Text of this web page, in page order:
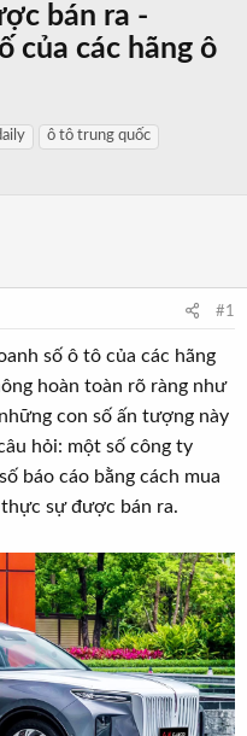
bán ra -
của các hãng ô
ô tô trung quốc
#1
số ô tô của các hãng
hoàn toàn rõ ràng như
con số ấn tượng này
hỏi: một số công ty
báo cáo bằng cách mua
sự được bán ra.